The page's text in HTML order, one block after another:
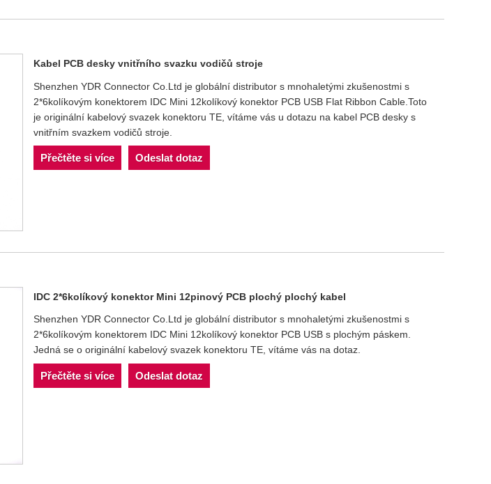
Kabel PCB desky vnitřního svazku vodičů stroje
Shenzhen YDR Connector Co.Ltd je globální distributor s mnohaletými zkušenostmi s
2*6kolíkovým konektorem IDC Mini 12kolíkový konektor PCB USB Flat Ribbon Cable.Toto
je originální kabelový svazek konektoru TE, vítáme vás u dotazu na kabel PCB desky s
vnitřním svazkem vodičů stroje.
Přečtěte si více Odeslat dotaz
IDC 2*6kolíkový konektor Mini 12pinový PCB plochý plochý kabel
Shenzhen YDR Connector Co.Ltd je globální distributor s mnohaletými zkušenostmi s
2*6kolíkovým konektorem IDC Mini 12kolíkový konektor PCB USB s plochým páskem.
Jedná se o originální kabelový svazek konektoru TE, vítáme vás na dotaz.
Přečtěte si více Odeslat dotaz